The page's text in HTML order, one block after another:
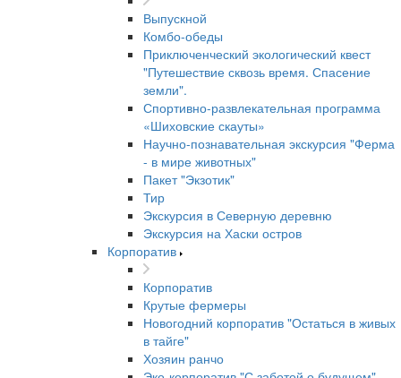
Выпускной
Комбо-обеды
Приключенческий экологический квест
"Путешествие сквозь время. Спасение
земли".
Спортивно-развлекательная программа
«Шиховские скауты»
Научно-познавательная экскурсия "Ферма
- в мире животных"
Пакет "Экзотик"
Тир
Экскурсия в Северную деревню
Экскурсия на Хаски остров
Корпоратив
Корпоратив
Крутые фермеры
Новогодний корпоратив "Остаться в живых
в тайге"
Хозяин ранчо